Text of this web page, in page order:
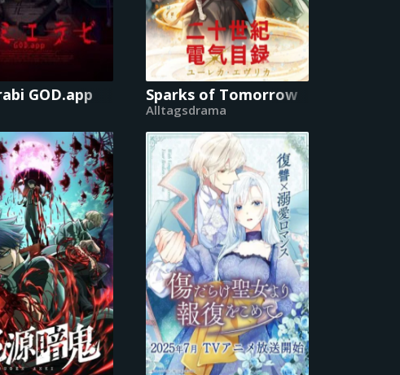
GOD.app Sparks of Tomorrow
Alltagsdrama